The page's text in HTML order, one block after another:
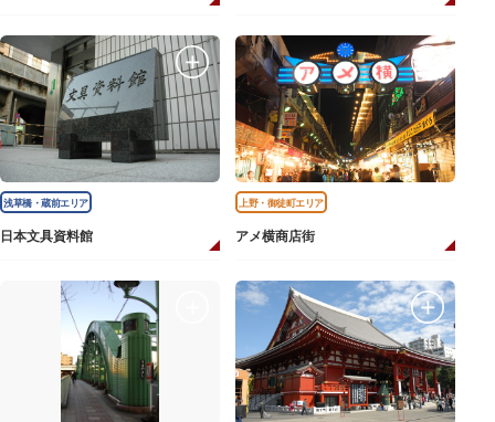
浅草橋・蔵前エリア
日本文具資料館
上野・御徒町エリア
アメ横商店街